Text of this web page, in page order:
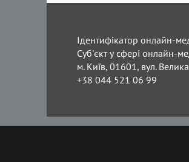
Ідентифікатор онлайн-
Суб'єкт у сфері онлайн-
м. Київ, 01601, вул.
+38 044 521 06 99